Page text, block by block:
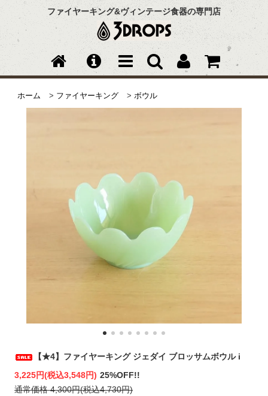
ファイヤーキング&ヴィンテージ食器の専門店
ホーム > ファイヤーキング >ボウル
【★4】ファイヤーキング ジェダイ ブロッサムボウル i
3,225円(税込3,548円) 25%OFF!!
通常価格 4,300円(税込4,730円)